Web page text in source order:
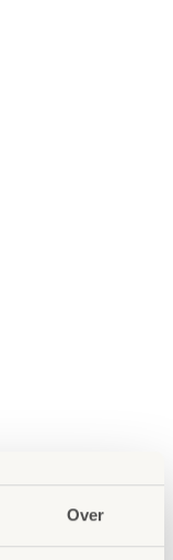
Over